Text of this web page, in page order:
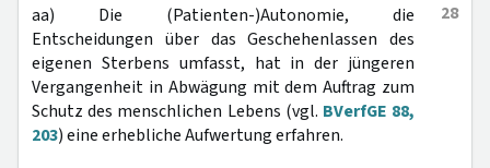
28
aa) Die (Patienten-)Autonomie, die
Entscheidungen über das Geschehenlassen des
eigenen Sterbens umfasst, hat in der jüngeren
Vergangenheit in Abwägung mit dem Auftrag zum
Schutz des menschlichen Lebens (vgl. BVerfGE 88,
203) eine erhebliche Aufwertung erfahren.